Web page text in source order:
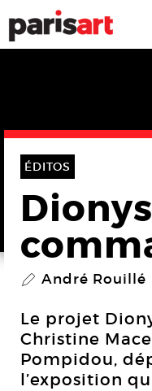
ÉDITOS
P André Rouillé
Le projet
Christine
Pompidou,
l’exposition